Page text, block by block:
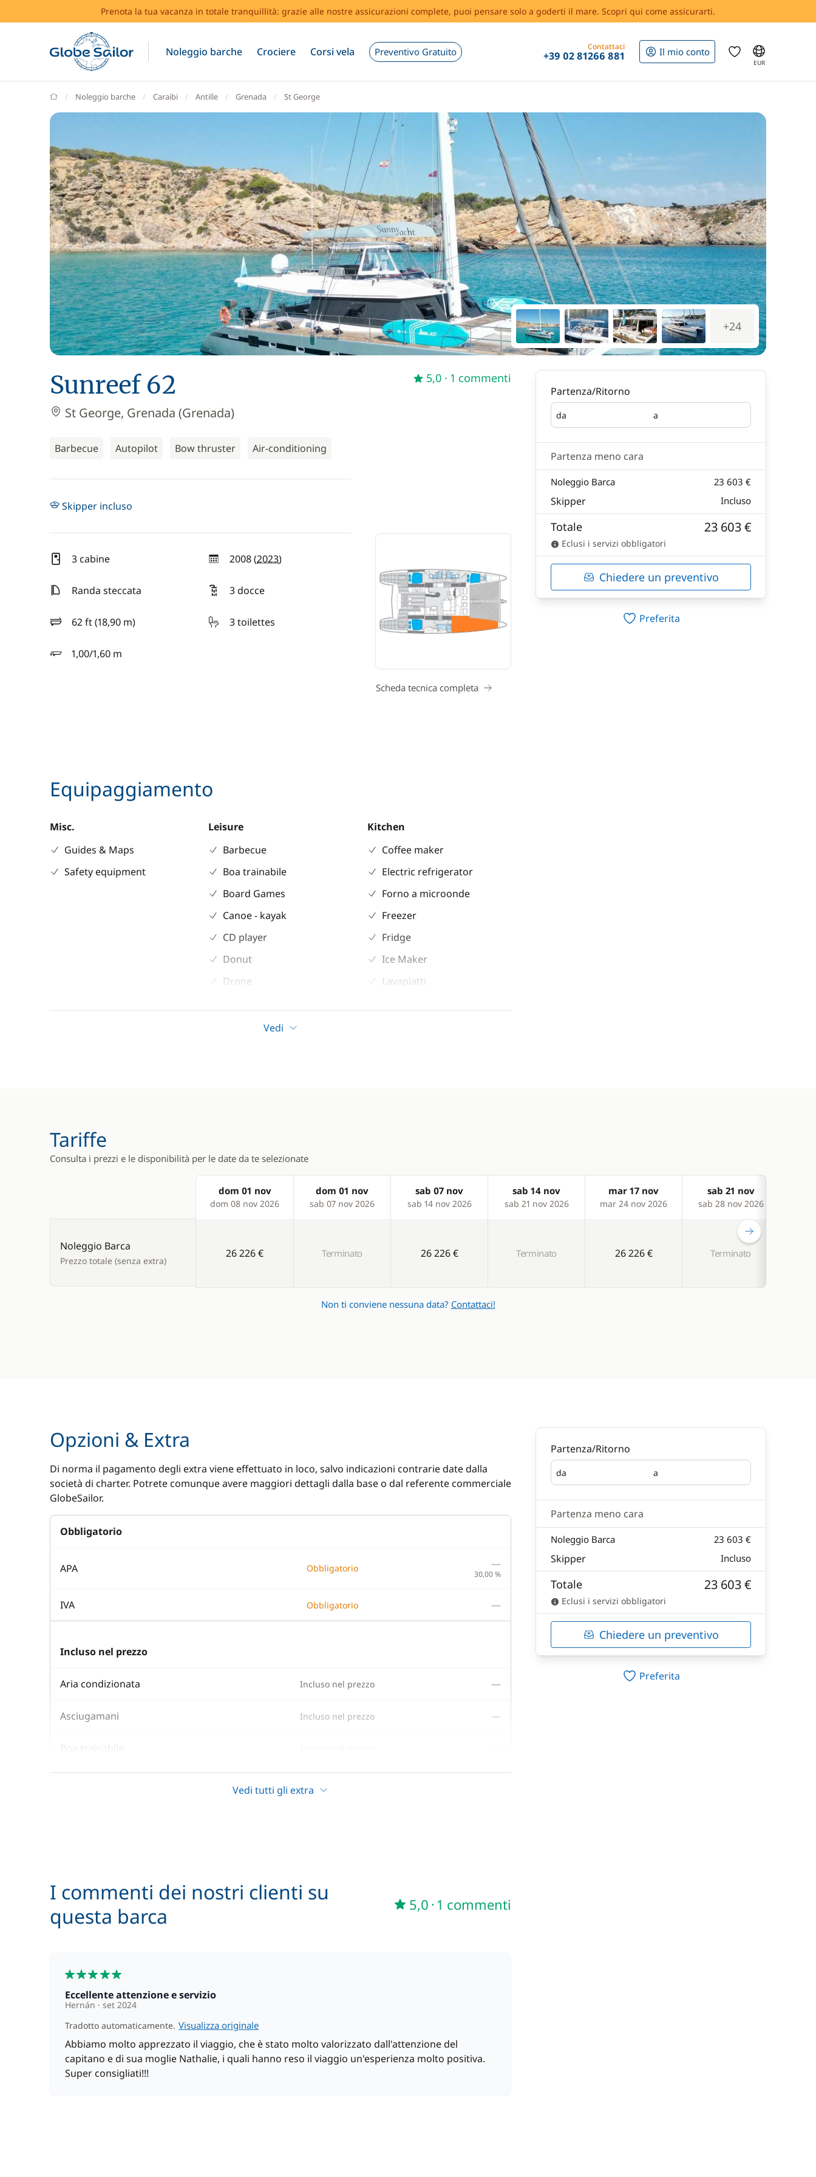
Prenota la tua vacanza in totale tranquillità: grazie alle nostre assicurazioni complete, puoi pensare solo a goderti il mare. Scopri qui come assicurarti.
Noleggio barche Crociere Corsi vela Preventivo Gratuito Contattaci
+39 02 81266 881 Il mio conto
EUR
GlobeSailor
Noleggio barche Caraibi Antille Grenada St George
+24
Sunreef 62
St George, Grenada (Grenada)
Barbecue Autopilot Bow thruster Air-conditioning
5,0 · 1 commenti
Skipper incluso
3 cabine 2008 (2023)
anno
Randa steccata
3 docce
62 ft (18,90 m)
lunghezza 3 toilettes
1,00/1,60 m
pescaggio
Scheda tecnica completa
Equipaggiamento
Misc.
Guides & Maps
Safety equipment
Leisure
Barbecue
Boa trainabile
Board Games
Canoe - kayak
CD player
Donut
Drone
Fishing materials
Water ski
Windsurf
Kitchen
Coffee maker
Electric refrigerator
Forno a microonde
Freezer
Fridge
Ice Maker
Lavapiatti
220V converter
Anemometer
Teak pozzetto / interni
Gruetta elettrica
Vedi
Partenza/Ritorno
da
Partenza a
Ritorno
Partenza meno cara
Noleggio Barca 23 603 €
Skipper Incluso
Totale 23 603 €
Eclusi i servizi obbligatori
Chiedere un preventivo
Preferita
Tariffe
Consulta i prezzi e le disponibilità per le date da te selezionate
Products
dom 01 nov
dom 08 nov 2026
dom 01 nov
sab 07 nov 2026
sab 07 nov
sab 14 nov 2026
sab 14 nov
sab 21 nov 2026
mar 17 nov
mar 24 nov 2026
sab 21 nov
sab 28 nov 2026
Noleggio Barca
Prezzo totale (senza extra)
26 226 € Terminato 26 226 € Terminato 26 226 € Terminato
Non ti conviene nessuna data? Contattaci!
Opzioni & Extra
Di norma il pagamento degli extra viene effettuato in loco, salvo indicazioni contrarie date dalla
società di charter. Potrete comunque avere maggiori dettagli dalla base o dal referente commerciale
GlobeSailor.
Obbligatorio
APA Obbligatorio —
30,00 %
IVA Obbligatorio —
Incluso nel prezzo
Aria condizionata Incluso nel prezzo —
Asciugamani Incluso nel prezzo —
Boa trainabile
Skipper (pasti non inclusi) —
Tender
Wifi
Vedi tutti gli extra
I commenti dei nostri clienti su
questa barca
5,0 ·1 commenti
Eccellente attenzione e servizio
Hernán
set 2024
Tradotto automaticamente. Visualizza originale
Abbiamo molto apprezzato il viaggio, che è stato molto valorizzato dall'attenzione del
capitano e di sua moglie Nathalie, i quali hanno reso il viaggio un'esperienza molto positiva.
Super consigliati!!!
Partenza/Ritorno
da
Partenza a
Ritorno
Partenza meno cara
Noleggio Barca 23 603 €
Skipper Incluso
Totale 23 603 €
Eclusi i servizi obbligatori
Chiedere un preventivo
Preferita